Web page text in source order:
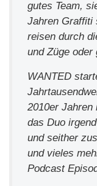
gutes Team,
Jahren Graffiti
reisen durch
und Züge oder
WANTED
2010er
das Duo
und seither
und vieles
Podcast